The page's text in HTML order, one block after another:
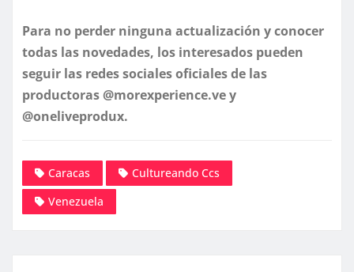
Para no perder ninguna actualización y conocer
todas las novedades, los interesados pueden
seguir las redes sociales oficiales de las
productoras @morexperience.ve y
@oneliveprodux.
Caracas
Cultureando Ccs
Venezuela